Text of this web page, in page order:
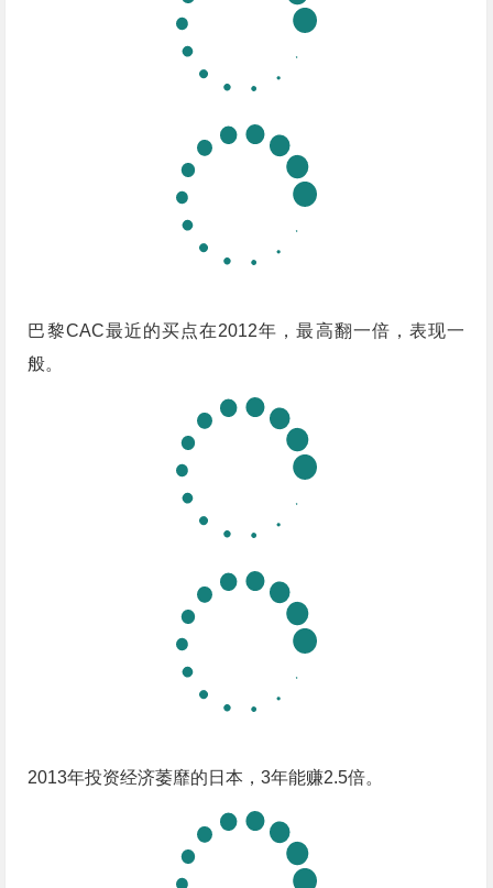
巴黎CAC最近的买点在2012年，最高翻一倍，表现一
般。
2013年投资经济萎靡的日本，3年能赚2.5倍。